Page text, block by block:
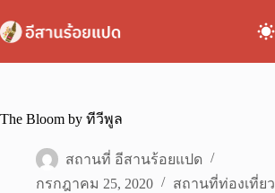
to
content
The Bloom by ทีวีพูล
สถานที่ อีสานร้อยแปด
กรกฎาคม 25, 2020
สถานที่ท่องเที่ยว